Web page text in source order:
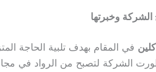
وخبرتها
في المقام بهدف تلبية الحاجة
الشركة لتصبح من الرواد في